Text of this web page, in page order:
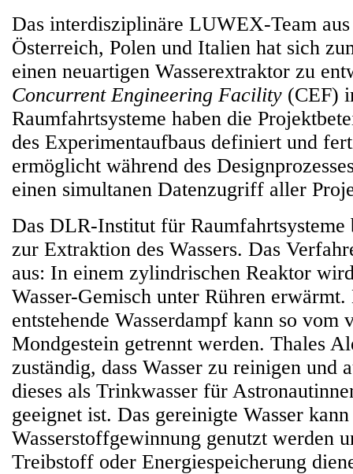
Das interdisziplinäre LUWEX-Team
Österreich, Polen und Italien hat sich
einen neuartigen Wasserextraktor zu
Concurrent Engineering Facility (CEF)
Raumfahrtsysteme haben die
des Experimentaufbaus definiert und
ermöglicht während des
einen simultanen Datenzugriff aller
Das DLR-Institut für Raumfahrtsysteme
zur Extraktion des Wassers. Das
aus: In einem zylindrischen Reaktor
Wasser-Gemisch unter Rühren
entstehende Wasserdampf kann so vom
Mondgestein getrennt werden. Thales
zuständig, dass Wasser zu reinigen und
dieses als Trinkwasser für
geeignet ist. Das gereinigte Wasser
Wasserstoffgewinnung genutzt werden
Treibstoff oder Energiespeicherung